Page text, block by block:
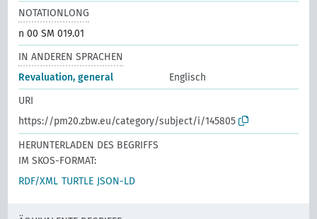
NOTATIONLONG
n 00 SM 019.01
IN ANDEREN SPRACHEN
Revaluation, general
Englisch
URI
https://pm20.zbw.eu/category/subject/i/145805
HERUNTERLADEN DES BEGRIFFS
IM SKOS-FORMAT:
RDF/XML TURTLE JSON-LD